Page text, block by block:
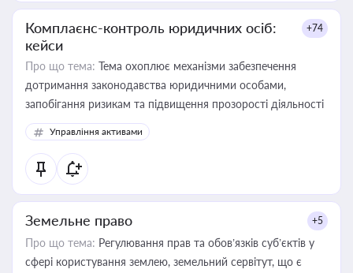
Комплаєнс-контроль юридичних осіб:
кейси
+74
Про що тема: Тема охоплює механізми забезпечення
дотримання законодавства юридичними особами,
запобігання ризикам та підвищення прозорості діяльності
Управління активами
Земельне право +5
Про що тема: Регулювання прав та обов’язків суб’єктів у
сфері користування землею, земельний сервітут, що є